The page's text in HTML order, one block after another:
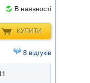
В наявності
КУПИТИ
8 відгуків